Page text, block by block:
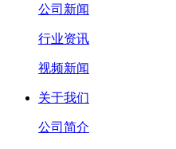
公司新闻
行业资讯
视频新闻
关于我们
公司简介